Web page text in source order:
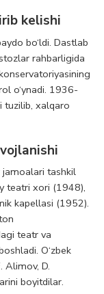
kelishi
bo‘ldi. Dastlab
rahbarligida
o‘ynadi. 1936-
tuzilib, xalqaro
jamoalari tashkil
teatri xori (1948),
kapellasi (1952).
teatr va
O‘zbek
Alimov, D.
boyitdilar.